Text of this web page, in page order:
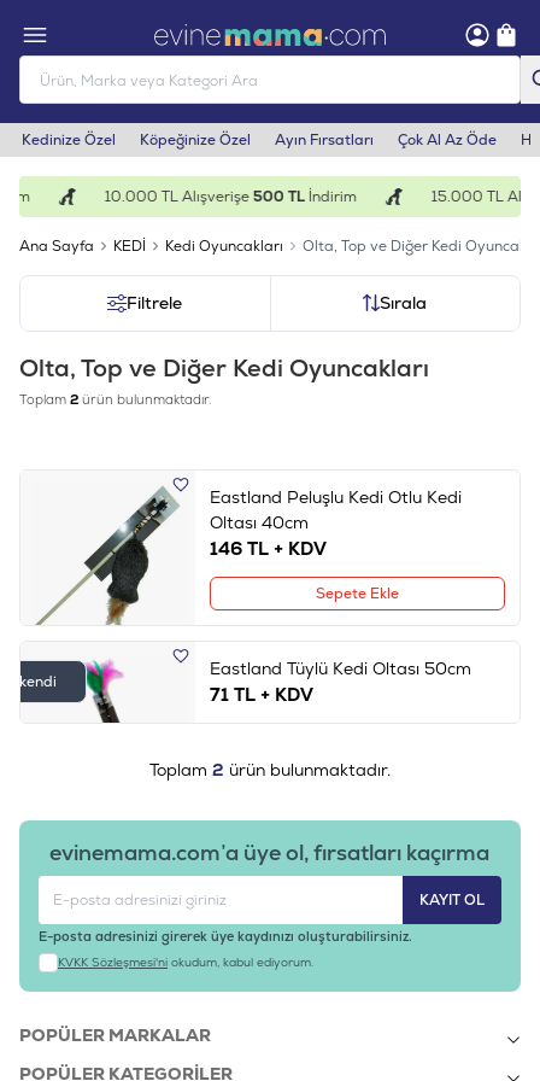
Kedinize Özel Köpeğinize Özel Ayın Fırsatları Çok Al Az Öde
10.000 TL Alışverişe500 TLİndirim 15.000 TL
Ana Sayfa KEDİ Kedi Oyuncakları Olta, Top ve Diğer Kedi
Filtrele Sırala
Olta, Top ve Diğer Kedi Oyuncakları
Toplam 2 ürün bulunmaktadır.
Eastland Peluşlu Kedi Otlu Kedi
Oltası 40cm
146TL + KDV
Sepete Ekle
Tükendi
Eastland Tüylü Kedi Oltası 50cm
71TL + KDV
Toplam 2 ürün bulunmaktadır.
evinemama.com’a üye ol, fırsatları kaçırma
KAYIT OL
E-posta adresinizi girerek üye kaydınızı oluşturabilirsiniz.
KVKK Sözleşmesi'ni okudum, kabul ediyorum.
POPÜLER MARKALAR
POPÜLER KATEGORILER